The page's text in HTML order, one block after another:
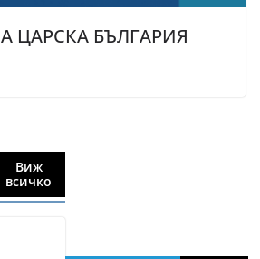
ЦАРСКА БЪЛГАРИЯ
Виж
всичко